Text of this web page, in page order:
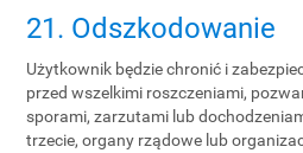
21. Odszkodowanie
Użytkownik będzie chronić i
przed wszelkimi roszczeniami,
sporami, zarzutami lub
trzecie, organy rządowe lub